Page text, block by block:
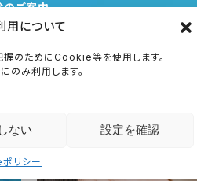
について
握のためにCookie等を使用します。
み利用します。
ない 設定を確認
リシー
のご案内